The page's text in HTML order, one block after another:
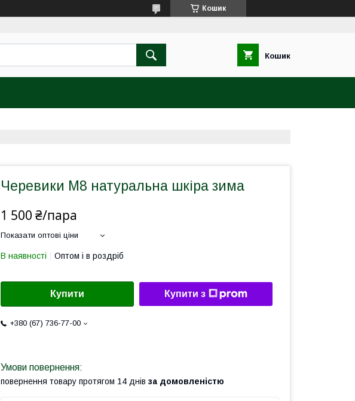
Кошик
Кошик
Черевики М8 натуральна шкіра зима
1 500 ₴/пара
Показати оптові ціни
В наявності Оптом і в роздріб
Купити Купити з
+380 (67) 736-77-00
повернення товару протягом 14 днів за домовленістю